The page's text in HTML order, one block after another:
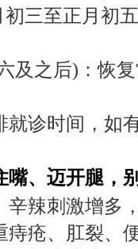
三至正月初
之后)：恢复
诊时间，如
、迈开腿，
辣刺激增多
痔疮、肛裂、